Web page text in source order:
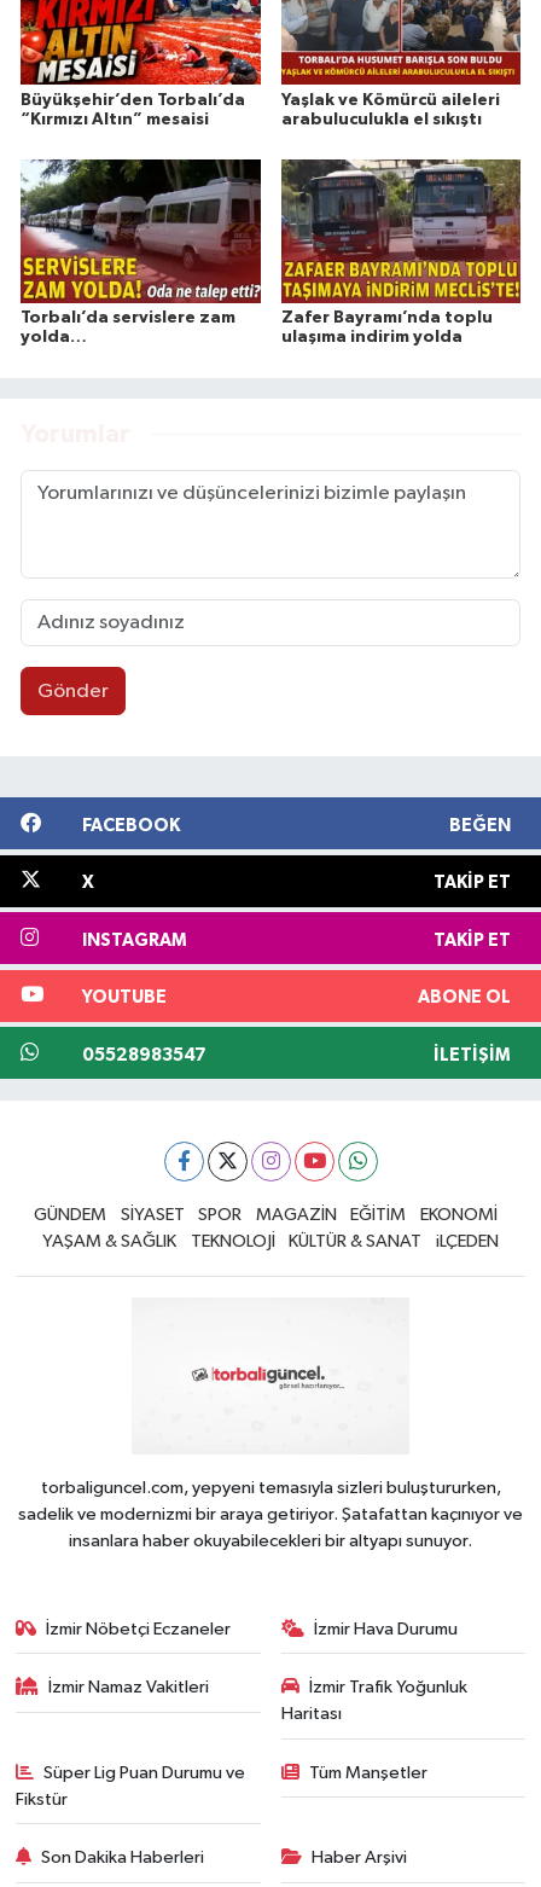
Büyükşehir’den Torbalı’da
“Kırmızı Altın” mesaisi
Yaşlak ve Kömürcü aileleri
arabuluculukla el sıkıştı
Torbalı’da servislere zam
yolda…
Zafer Bayramı’nda toplu
ulaşıma indirim yolda
Gönder
FACEBOOK BEĞEN
X TAKIP ET
INSTAGRAM TAKIP ET
YOUTUBE ABONE OL
05528983547 İLETIŞIM
GÜNDEM SİYASET SPOR MAGAZİN EĞİTİM
EKONOMİ
YAŞAM & SAĞLIK
TEKNOLOJİ KÜLTÜR & SANAT iLÇEDEN
torbaliguncel.com, yepyeni temasıyla sizleri buluştururken,
sadelik ve modernizmi bir araya getiriyor. Şatafattan kaçınıyor ve
insanlara haber okuyabilecekleri bir altyapı sunuyor.
İzmir Nöbetçi Eczaneler İzmir Hava Durumu
İzmir Namaz Vakitleri
İzmir Trafik Yoğunluk
Haritası
Süper Lig Puan Durumu ve
Fikstür
Tüm Manşetler
Son Dakika Haberleri Haber Arşivi